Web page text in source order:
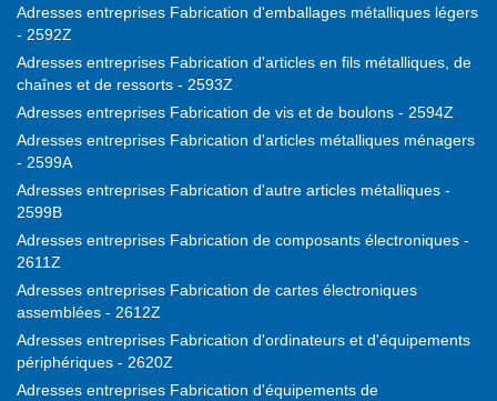
Adresses entreprises Fabrication d'emballages métalliques légers
- 2592Z
Adresses entreprises Fabrication d'articles en fils métalliques, de
chaînes et de ressorts - 2593Z
Adresses entreprises Fabrication de vis et de boulons - 2594Z
Adresses entreprises Fabrication d'articles métalliques ménagers
- 2599A
Adresses entreprises Fabrication d'autre articles métalliques -
2599B
Adresses entreprises Fabrication de composants électroniques -
2611Z
Adresses entreprises Fabrication de cartes électroniques
assemblées - 2612Z
Adresses entreprises Fabrication d'ordinateurs et d'équipements
périphériques - 2620Z
Adresses entreprises Fabrication d'équipements de